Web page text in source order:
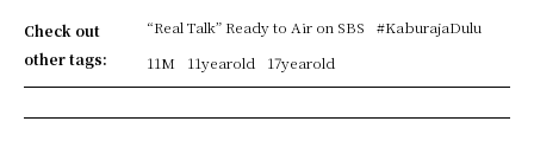
Check out
other tags:
“Real Talk” Ready to Air on SBS
#KaburajaDulu
11M
11yearold 17yearold